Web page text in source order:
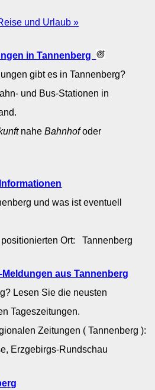
und Urlaub »
in Tannenberg
gibt es in Tannenberg?
und Bus-Stationen in
naheBahnhofoder
und was ist eventuell
Ort: Tannenberg
aus Tannenberg
Lesen Sie die neusten
Tageszeitungen.
Zeitungen ( Tannenberg ):
Erzgebirgs-Rundschau